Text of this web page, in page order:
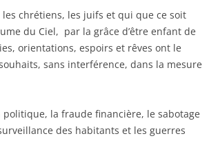
chrétiens, les juifs et qui que ce soit
du Ciel, par la grâce d’être enfant de
orientations, espoirs et rêves ont le
sans interférence, dans la mesure
la fraude financière, le sabotage
des habitants et les guerres